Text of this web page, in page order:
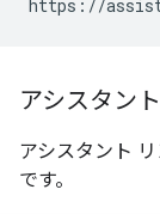
アシスタン
アシスタント
です。